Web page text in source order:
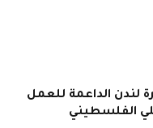
الداعمة للعمل
الفلسطيني